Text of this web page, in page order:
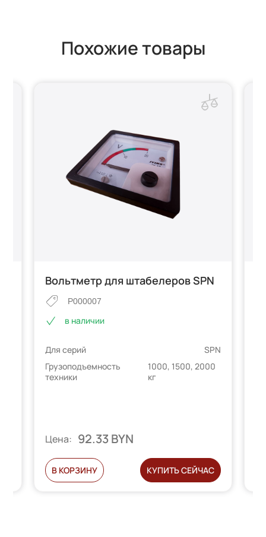
Похожие товары
Вольтметр для штабелеров SPN
P000007
в наличии
Для серий
SPN
Грузоподъемность
техники
1000, 1500, 2000
кг
Цена: 92.33 BYN
В КОРЗИНУ КУПИТЬ СЕЙЧАС